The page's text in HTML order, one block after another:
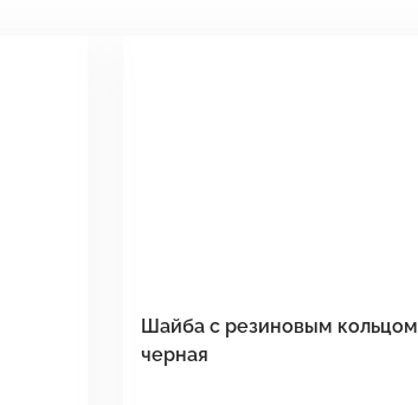
Шайба с резиновым кольцом
черная